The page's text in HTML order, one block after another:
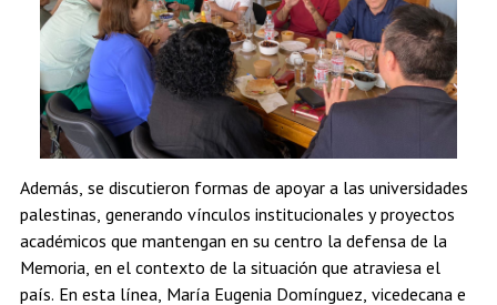
Además, se discutieron formas de apoyar a las universidades
palestinas, generando vínculos institucionales y proyectos
académicos que mantengan en su centro la defensa de la
Memoria, en el contexto de la situación que atraviesa el
país. En esta línea, María Eugenia Domínguez, vicedecana e